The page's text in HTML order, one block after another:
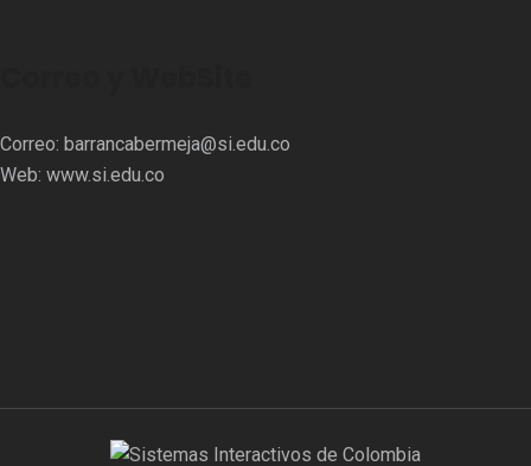
Correo: barrancabermeja@si.edu.co
Web: www.si.edu.co